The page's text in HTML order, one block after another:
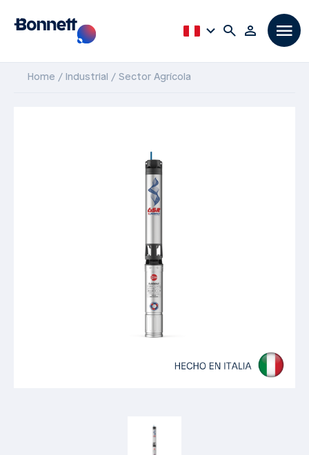
Home Industrial Sector Agrícola